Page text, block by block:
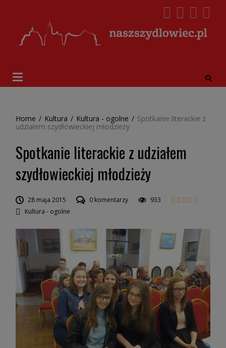
Home / Kultura / Kultura - ogolne / Spotkanie literackie z
udziałem szydłowieckiej młodzieży
Spotkanie literackie z udziałem
szydłowieckiej młodzieży
28 maja 2015 0 komentarzy
933
Kultura - ogolne